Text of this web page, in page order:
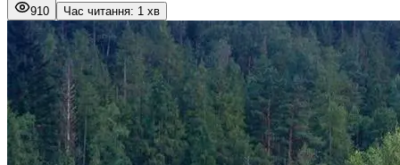
910 Час читання: 1 хв